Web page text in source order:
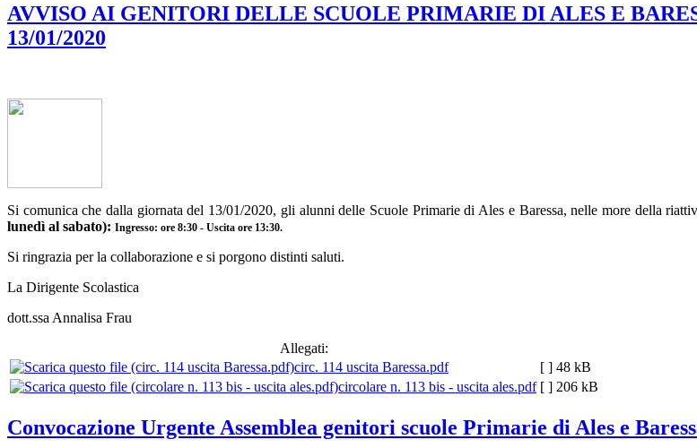
AVVISO AI GENITORI DELLE SCUOLE PRIMARIE DI ALES E
13/01/2020
Si comunica che dalla giornata del 13/01/2020, gli alunni delle Scuole Primarie di Ales e Baressa, nelle more della
lunedì al sabato): Ingresso: ore 8:30 - Uscita ore 13:30.
Si ringrazia per la collaborazione e si porgono distinti saluti.
La Dirigente Scolastica
dott.ssa Annalisa Frau
Allegati:
circ. 114 uscita Baressa.pdf
[ ] 48 kB
circolare n. 113 bis - uscita ales.pdf [ ] 206 kB
Convocazione Urgente Assemblea genitori scuole Primarie di Ales e